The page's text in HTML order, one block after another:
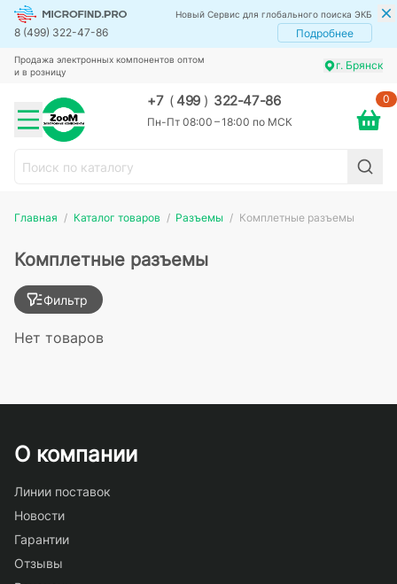
Новый Сервис для глобального поиска ЭКБ
8 (499) 322-47-86 Подробнее
Продажа электронных компонентов оптом
и в розницу
г. Брянск
+7 (499 ) 322-47-86
Пн-Пт 08:00 – 18:00 по МСК
0
Главная Каталог товаров Разъемы Комплетные разъемы
Комплетные разъемы
Фильтр
Нет товаров
О компании
Линии поставок
Новости
Гарантии
Отзывы